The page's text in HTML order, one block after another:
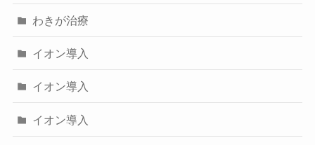
わきが治療
イオン導入
イオン導入
イオン導入